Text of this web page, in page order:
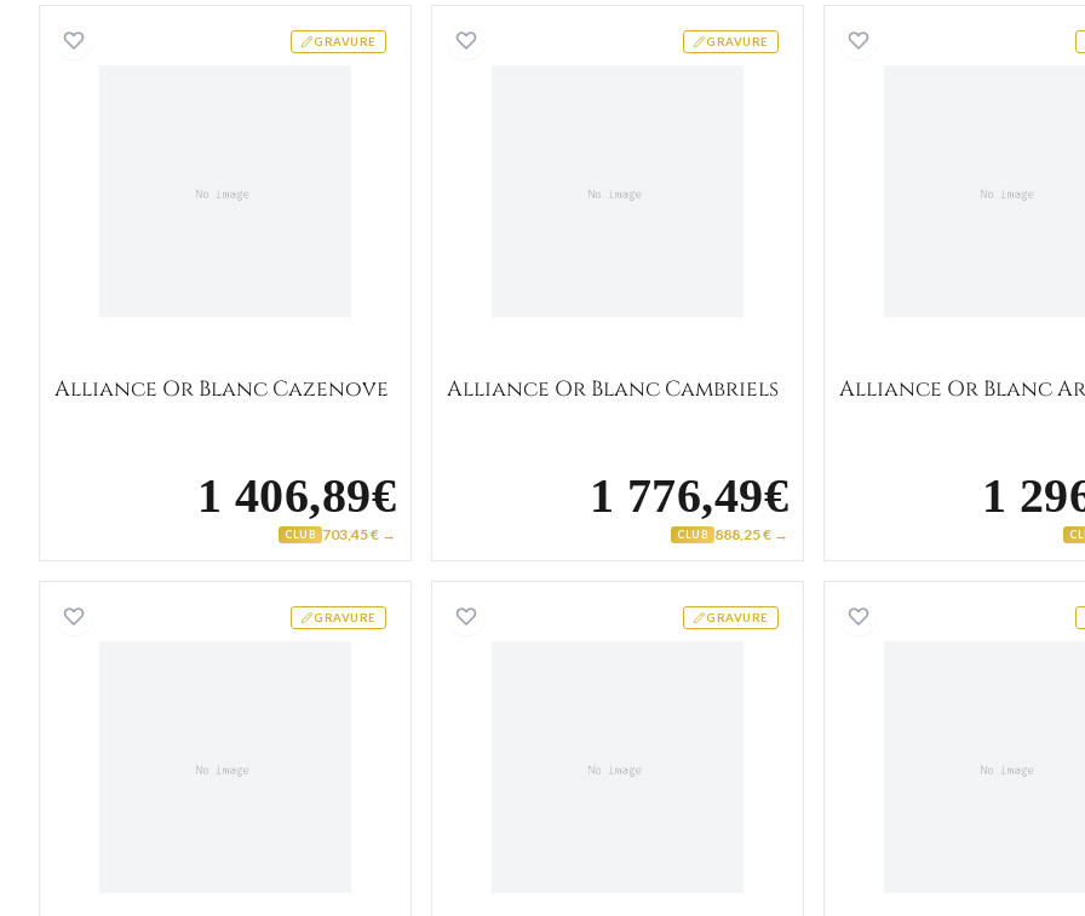
GRAVURE
Alliance Or Blanc Cazenove
Alliance Or Blanc Cazenove
1 406,89€
CLUB 703,45 € →
GRAVURE
Alliance Or Blanc Cambriels
Alliance Or Blanc Cambriels
1 776,49€
CLUB 888,25 € →
Alliance
Alliance Or Blanc
1
GRAVURE
Alliance Or Blanc Amasin GRAVURE
Alliance Or Blanc Deloire Alliance